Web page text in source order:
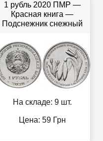
1 рубль 2020 ПМР —
Красная книга —
Подснежник снежный
На складе: 9 шт.
Цена: 59Грн